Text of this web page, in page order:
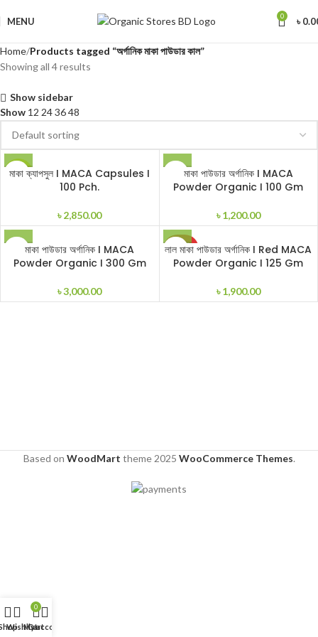
MENU 0 ৳
Home Products tagged “অর্গানিক মাকা পাউডার কাল”
Showing all 4 results
Show sidebar
Show 12 243648
HOT
মাকা ক্যাপসুল I MACA Capsules I
100 Pch.
৳2,850.00
মাকা পাউডার অর্গানিক I MACA
Powder Organic I 100 Gm
৳1,200.00
মাকা পাউডার অর্গানিক I MACA
Powder Organic I 300 Gm
৳3,000.00
SOLD
OUT
লাল মাকা পাউডার অর্গানিক I Red MACA
Powder Organic I 125 Gm
৳1,900.00
Based on WoodMart theme2025 WooCommerce Themes.
Wishlist
0
Cart
My account